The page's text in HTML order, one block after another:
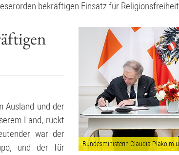
bekräftigen Einsatz für Religionsfreiheit
Ausland und der
Land, rückt
war der
und der für